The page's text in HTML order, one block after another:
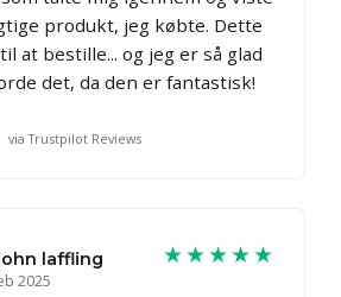
produkt, jeg købte. Dette
at bestille... og jeg er så glad
det, da den er fantastisk!
via Trustpilot Reviews
laffling
2025
★★★★★